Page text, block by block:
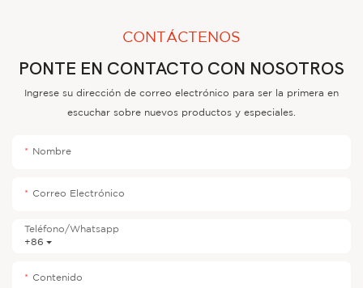
CONTÁCTENOS
PONTE EN CONTACTO CON NOSOTROS
Ingrese su dirección de correo electrónico para ser la primera en
escuchar sobre nuevos productos y especiales.
Nombre
Correo Electrónico
+86
Teléfono/whatsapp
Contenido